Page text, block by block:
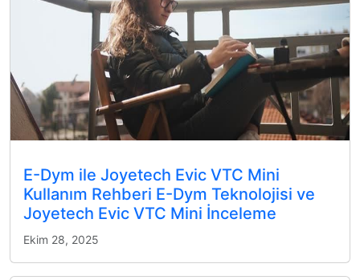
E-Dym ile Joyetech Evic VTC Mini
Kullanım Rehberi E-Dym Teknolojisi ve
Joyetech Evic VTC Mini İnceleme
Ekim 28, 2025